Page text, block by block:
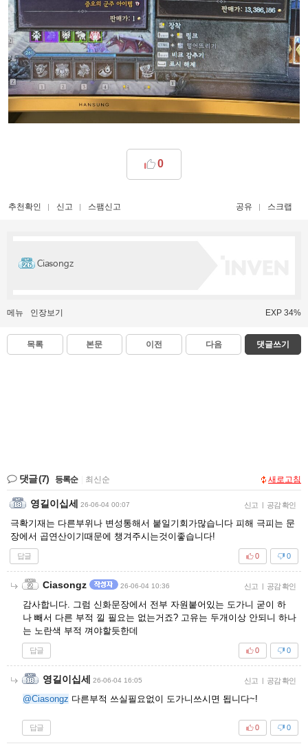
0
추천확인 신고 스팸신고 공유 스크랩
Ciasongz
메뉴 인장보기 EXP 34%
목록 본문 이전 다음 댓글쓰기
댓글(7) 등록순 최신순 새로고침
영길이십세 26-06-04 00:07 신고 | 공감 확인
극확기재는 다른부위나 변성통해서 붙일기회가많습니다 피해 극피는 문
장에서 곱연산이기때문에 챙겨주시는것이좋습니다!
답글 0
0
Ciasongz 26-06-04 10:36 신고 | 공감 확인
감사합니다. 그럼 신화문장에서 전부 자원붙어있는 도가니 굳이 하
나 빼서 다른 부적 낄 필요는 없는거죠? 고유는 두개이상 안되니 하나
는 노란색 부적 껴야할듯한데
답글 0
0
영길이십세 26-06-04 16:05 신고 | 공감 확인
@Ciasongz 다른부적 쓰실필요없이 도가니쓰시면 됩니다~!
답글 0
0